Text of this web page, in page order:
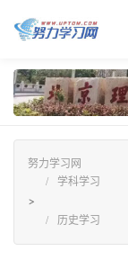
努力学习网
学科学习
>
历史学习